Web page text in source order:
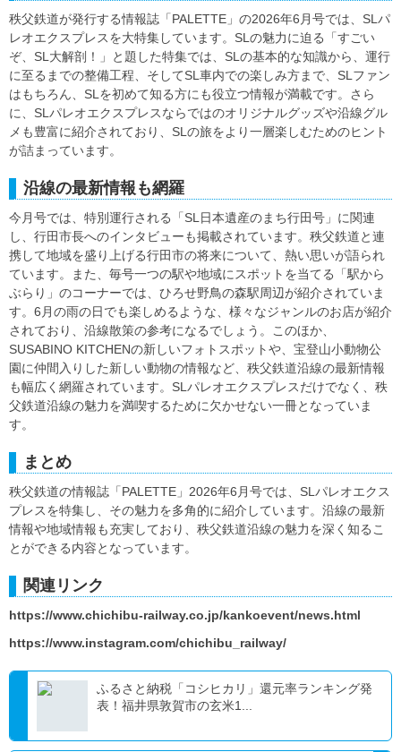
秩父鉄道が発行する情報誌「PALETTE」の2026年6月号では、SLパ
レオエクスプレスを大特集しています。SLの魅力に迫る「すごい
ぞ、SL大解剖！」と題した特集では、SLの基本的な知識から、運行
に至るまでの整備工程、そしてSL車内での楽しみ方まで、SLファン
はもちろん、SLを初めて知る方にも役立つ情報が満載です。さら
に、SLパレオエクスプレスならではのオリジナルグッズや沿線グル
メも豊富に紹介されており、SLの旅をより一層楽しむためのヒント
が詰まっています。
沿線の最新情報も網羅
今月号では、特別運行される「SL日本遺産のまち行田号」に関連
し、行田市長へのインタビューも掲載されています。秩父鉄道と連
携して地域を盛り上げる行田市の将来について、熱い思いが語られ
ています。また、毎号一つの駅や地域にスポットを当てる「駅から
ぶらり」のコーナーでは、ひろせ野鳥の森駅周辺が紹介されていま
す。6月の雨の日でも楽しめるような、様々なジャンルのお店が紹介
されており、沿線散策の参考になるでしょう。このほか、
SUSABINO KITCHENの新しいフォトスポットや、宝登山小動物公
園に仲間入りした新しい動物の情報など、秩父鉄道沿線の最新情報
も幅広く網羅されています。SLパレオエクスプレスだけでなく、秩
父鉄道沿線の魅力を満喫するために欠かせない一冊となっていま
す。
まとめ
秩父鉄道の情報誌「PALETTE」2026年6月号では、SLパレオエクス
プレスを特集し、その魅力を多角的に紹介しています。沿線の最新
情報や地域情報も充実しており、秩父鉄道沿線の魅力を深く知るこ
とができる内容となっています。
関連リンク
https://www.chichibu-railway.co.jp/kankoevent/news.html
https://www.instagram.com/chichibu_railway/
ふるさと納税「コシヒカリ」還元率ランキング発
表！福井県敦賀市の玄米1...